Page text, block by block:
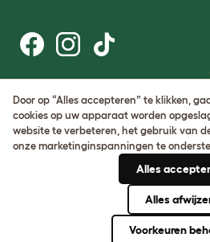
Gebruiksvoorwaarden
Cookie & privacybeleid
Cookie Settings
BTW-nummer: DE317631106
Door op “Alles accepteren” te klikken,
cookies op uw apparaat worden
website te verbeteren, het gebruik van
onze marketinginspanningen te
Alles
Alles
Voorkeuren